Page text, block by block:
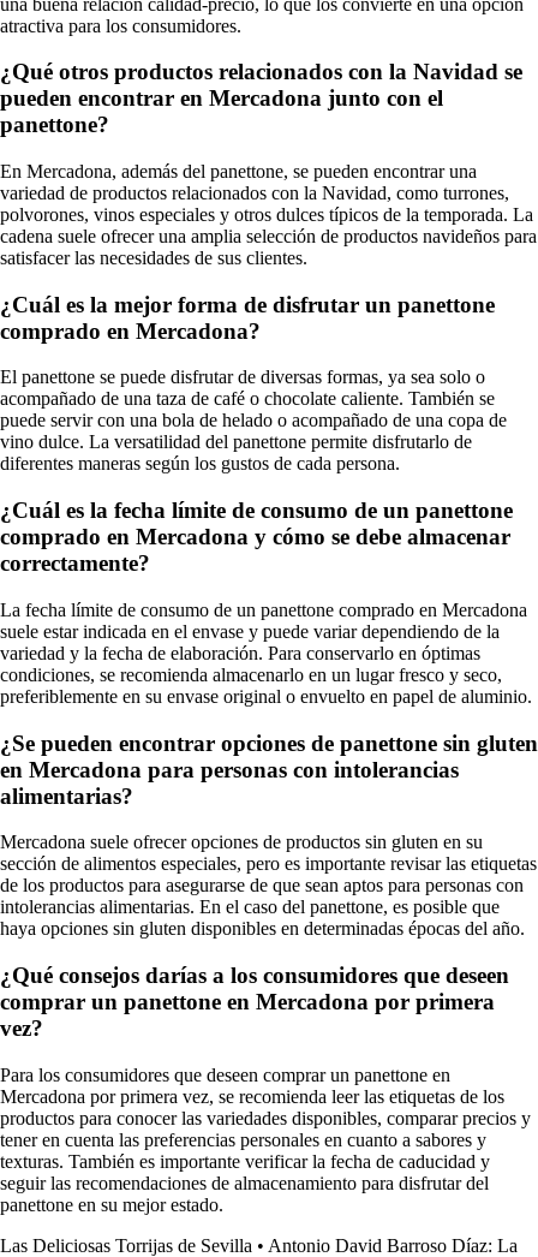
atractiva para los consumidores.
¿Qué otros productos relacionados con la Navidad se
pueden encontrar en Mercadona junto con el
panettone?
En Mercadona, además del panettone, se pueden encontrar una
variedad de productos relacionados con la Navidad, como turrones,
polvorones, vinos especiales y otros dulces típicos de la temporada. La
cadena suele ofrecer una amplia selección de productos navideños para
satisfacer las necesidades de sus clientes.
¿Cuál es la mejor forma de disfrutar un panettone
comprado en Mercadona?
El panettone se puede disfrutar de diversas formas, ya sea solo o
acompañado de una taza de café o chocolate caliente. También se
puede servir con una bola de helado o acompañado de una copa de
vino dulce. La versatilidad del panettone permite disfrutarlo de
diferentes maneras según los gustos de cada persona.
¿Cuál es la fecha límite de consumo de un panettone
comprado en Mercadona y cómo se debe almacenar
correctamente?
La fecha límite de consumo de un panettone comprado en Mercadona
suele estar indicada en el envase y puede variar dependiendo de la
variedad y la fecha de elaboración. Para conservarlo en óptimas
condiciones, se recomienda almacenarlo en un lugar fresco y seco,
preferiblemente en su envase original o envuelto en papel de aluminio.
¿Se pueden encontrar opciones de panettone sin gluten
en Mercadona para personas con intolerancias
alimentarias?
Mercadona suele ofrecer opciones de productos sin gluten en su
sección de alimentos especiales, pero es importante revisar las etiquetas
de los productos para asegurarse de que sean aptos para personas con
intolerancias alimentarias. En el caso del panettone, es posible que
haya opciones sin gluten disponibles en determinadas épocas del año.
¿Qué consejos darías a los consumidores que deseen
comprar un panettone en Mercadona por primera
vez?
Para los consumidores que deseen comprar un panettone en
Mercadona por primera vez, se recomienda leer las etiquetas de los
productos para conocer las variedades disponibles, comparar precios y
tener en cuenta las preferencias personales en cuanto a sabores y
texturas. También es importante verificar la fecha de caducidad y
seguir las recomendaciones de almacenamiento para disfrutar del
panettone en su mejor estado.
Las Deliciosas Torrijas de Sevilla • Antonio David Barroso Díaz: La